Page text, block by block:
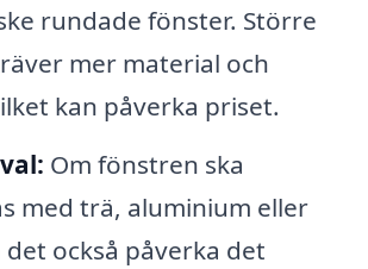
rundade fönster. Större
mer material och
kan påverka priset.
Om fönstren ska
med trä, aluminium eller
det också påverka det